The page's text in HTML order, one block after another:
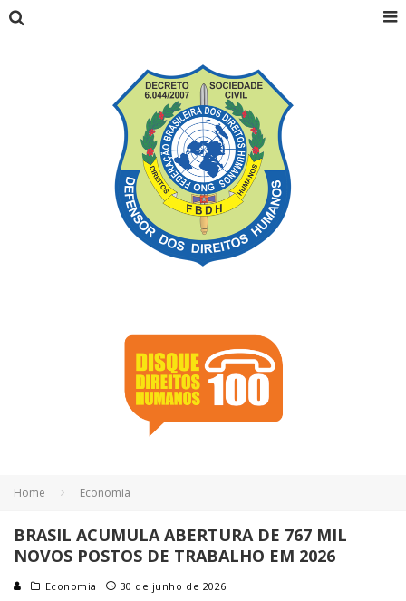
Home Economia
BRASIL ACUMULA ABERTURA DE 767 MIL
NOVOS POSTOS DE TRABALHO EM 2026
Economia 30 de junho de 2026